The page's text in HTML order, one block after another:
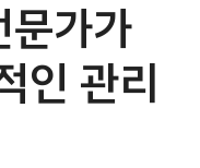
문가가
인 관리